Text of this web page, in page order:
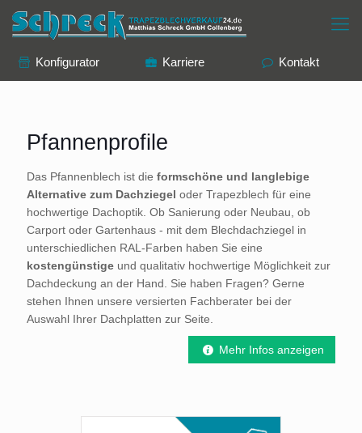
Konfigurator Karriere Kontakt
Pfannenprofile
Das Pfannenblech ist die formschöne und langlebige
Alternative zum Dachziegel oder Trapezblech für eine
hochwertige Dachoptik. Ob Sanierung oder Neubau, ob
Carport oder Gartenhaus - mit dem Blechdachziegel in
unterschiedlichen RAL-Farben haben Sie eine
kostengünstige und qualitativ hochwertige Möglichkeit zur
Dachdeckung an der Hand. Sie haben Fragen? Gerne
stehen Ihnen unsere versierten Fachberater bei der
Auswahl Ihrer Dachplatten zur Seite.
Mehr Infos anzeigen